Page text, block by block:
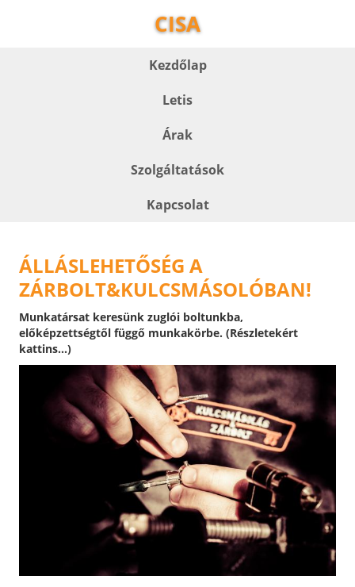
CISA
Kezdőlap
Letis
Árak
Szolgáltatások
Kapcsolat
ÁLLÁSLEHETŐSÉG A
ZÁRBOLT&KULCSMÁSOLÓBAN!
Munkatársat keresünk zuglói boltunkba,
előképzettségtől függő munkakörbe. (Részletekért
kattins...)